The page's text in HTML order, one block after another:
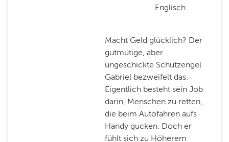
Englisch
Macht Geld glücklich? Der
gutmütige, aber
ungeschickte Schutzengel
Gabriel bezweifelt das.
Eigentlich besteht sein Job
darin, Menschen zu retten,
die beim Autofahren aufs
Handy gucken. Doch er
fühlt sich zu Höherem